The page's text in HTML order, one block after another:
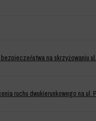
na skrzyżowaniu
ruchu dwukierunkowego na ul.